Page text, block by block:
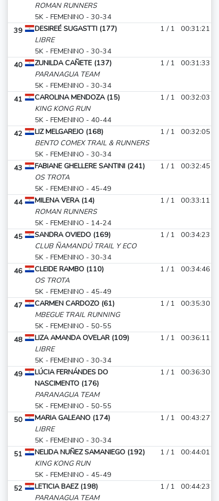
ROMAN RUNNERS
5K - FEMENINO - 30-34
39
DESIREÉ SUGASTTI (177)
LIBRE
5K - FEMENINO - 30-34
1 / 1 00:31:21
40
ZUNILDA CAÑETE (137)
PARANAGUA TEAM
5K - FEMENINO - 30-34
1 / 1 00:31:33
41
CAROLINA MENDOZA (15)
KING KONG RUN
5K - FEMENINO - 40-44
1 / 1 00:32:03
42
LIZ MELGAREJO (168)
BENTO COMEX TRAIL & RUNNERS
5K - FEMENINO - 30-34
1 / 1 00:32:05
43
FABIANE GHELLERE SANTINI (241)
OS TROTA
5K - FEMENINO - 45-49
1 / 1 00:32:45
44
MILENA VERA (14)
ROMAN RUNNERS
5K - FEMENINO - 14-24
1 / 1 00:33:11
45
SANDRA OVIEDO (169)
CLUB ÑAMANDÚ TRAIL Y ECO
5K - FEMENINO - 30-34
1 / 1 00:34:23
46
CLEIDE RAMBO (110)
OS TROTA
5K - FEMENINO - 45-49
1 / 1 00:34:46
47
CARMEN CARDOZO (61)
MBEGUE TRAIL RUNNING
5K - FEMENINO - 50-55
1 / 1 00:35:30
48
LIZA AMANDA OVELAR (109)
LIBRE
5K - FEMENINO - 30-34
1 / 1 00:36:11
49
LÚCIA FERNÁNDES DO
NASCIMENTO (176)
PARANAGUA TEAM
5K - FEMENINO - 50-55
1 / 1 00:36:30
50
MARIA GALEANO (174)
LIBRE
5K - FEMENINO - 30-34
1 / 1 00:43:27
51
NELIDA NUÑEZ SAMANIEGO (192)
KING KONG RUN
5K - FEMENINO - 45-49
1 / 1 00:44:01
52
LETICIA BAEZ (198)
PARANAGUA TEAM
1 / 1 00:44:23